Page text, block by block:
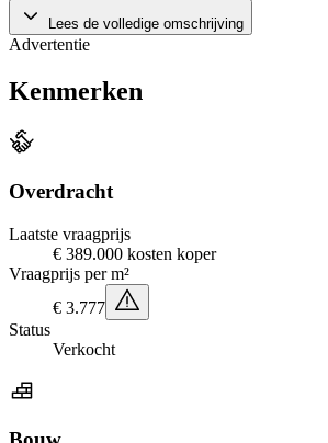
Lees de volledige omschrijving
Advertentie
Kenmerken
Overdracht
Laatste vraagprijs
€ 389.000 kosten koper
Vraagprijs per m²
€ 3.777
Status
Verkocht